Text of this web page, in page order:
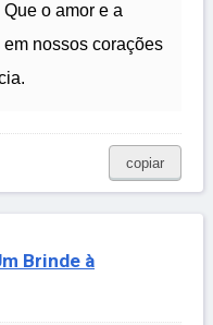
o amor e a
nossos corações
copiar
Brinde à